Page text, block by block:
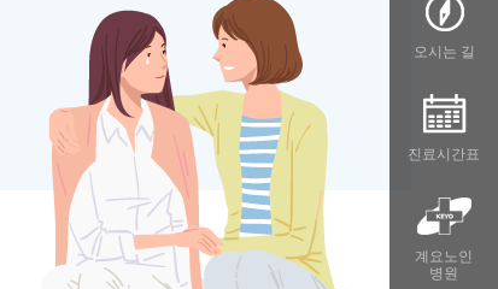
오시는 길
진료시간표
계요노인
병원